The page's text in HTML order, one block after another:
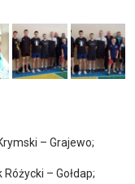
– Grajewo;
– Gołdap;